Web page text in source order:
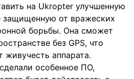
на Ukropter улучшенную
защищенную от вражеских
борьбы. Она сможет
без GPS, что
живучесть аппарата.
особенное ПО,